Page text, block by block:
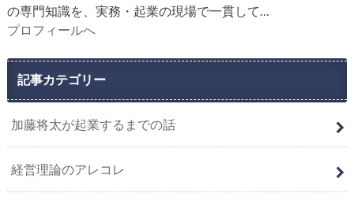
の専門知識を、実務・起業の現場で一貫して…
プロフィールへ
記事カテゴリー
加藤将太が起業するまでの話
経営理論のアレコレ